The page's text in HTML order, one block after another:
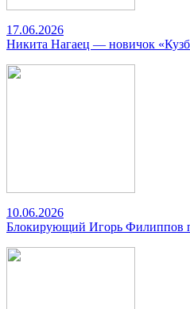
17.06.2026
Никита Нагаец — новичок
10.06.2026
Блокирующий Игорь Филиппов